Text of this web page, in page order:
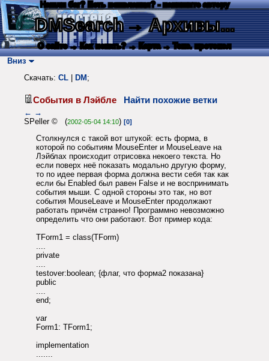
Нашли баг? Есть пожелания? - напишите автору
DMSearch→ Архивы...
О сайте → Как искать? → Карта → Текс. протокол
Вниз
Скачать: CL DM ;
События в Лэйбле Найти похожие ветки
← →
SPeller © (2002-05-04 14:10) [0]
Столкнулся с такой вот штукой: есть форма, в
которой по событиям MouseEnter и MouseLeave на
Лэйблах происходит отрисовка некоего текста. Но
если поверх неё показать модально другую форму,
то по идее первая форма должна вести себя так как
если бы Enabled был равен False и не воспринимать
события мыши. С одной стороны это так, но вот
события MouseLeave и MouseEnter продолжают
работать причём странно! Программно невозможно
определить что они работают. Вот пример кода:
TForm1 = class(TForm)
....
private
....
testover:boolean; {флаг, что форма2 показана}
public
....
end;
var
Form1: TForm1;
implementation
.......